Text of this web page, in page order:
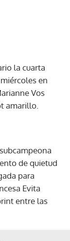
la cuarta
en
Vos
amarillo.
de quietud
para
Evita
entre las